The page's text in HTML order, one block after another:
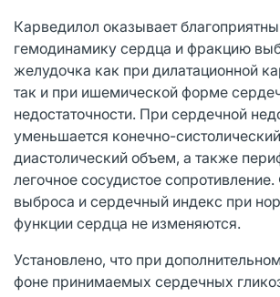
Карведилол оказывает
гемодинамику сердца и фракцию
желудочка как при дилатационной
так и при ишемической форме
недостаточности. При сердечной
уменьшается конечно-
диастолический объем, а также
легочное сосудистое
выброса и сердечный индекс при
функции сердца не изменяются.
Установлено, что при
фоне принимаемых сердечных